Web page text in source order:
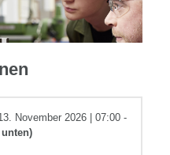
November 2026 | 07:00 -